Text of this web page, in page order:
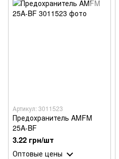
Артикул: 3011523
Предохранитель AMFM
25A-BF
3.22 грн/шт
Оптовые цены